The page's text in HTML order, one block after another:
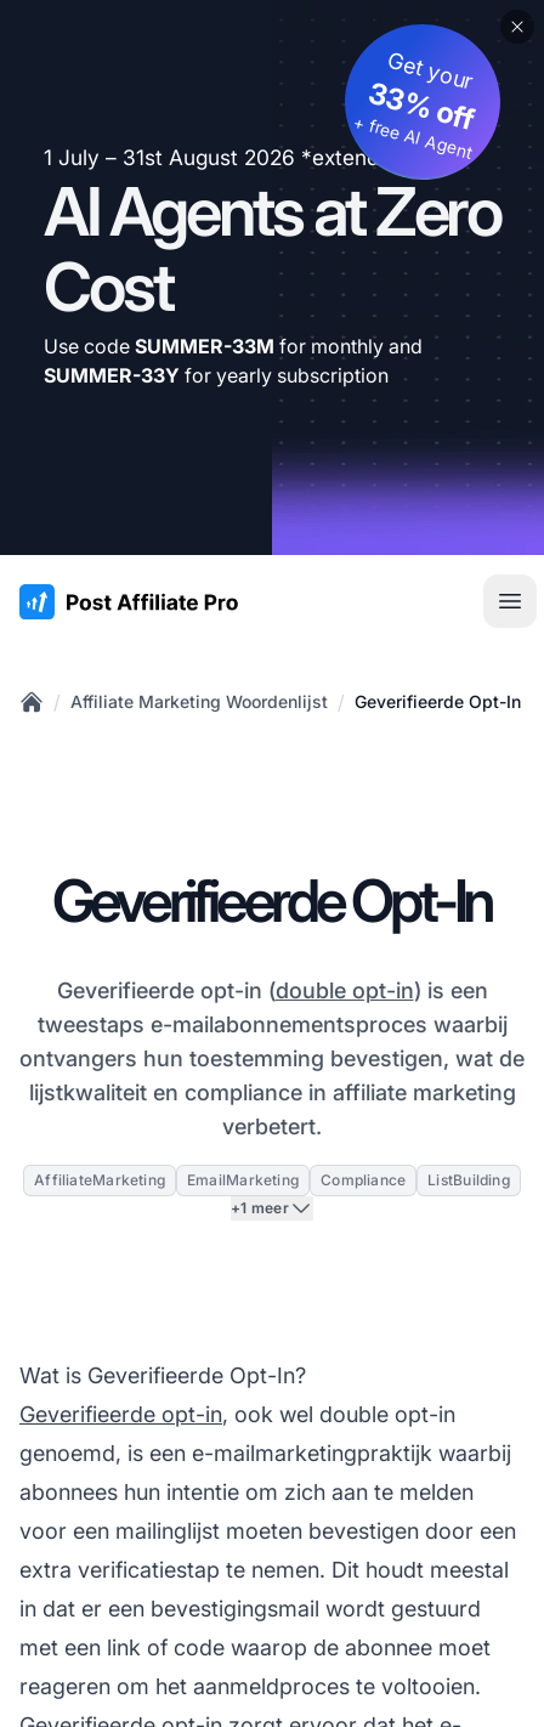
1 July – 31st August 2026 *extended
AI Agents at Zero
Cost
Get your
33% off
+ free AI Agent
Use code SUMMER-33M for monthly and
SUMMER-33Y for yearly subscription
:site.title
/ Affiliate Marketing Woordenlijst / Geverifieerde Opt-In
Geverifieerde Opt-In
Geverifieerde opt-in (double opt-in) is een
tweestaps e-mailabonnementsproces waarbij
ontvangers hun toestemming bevestigen, wat de
lijstkwaliteit en compliance in affiliate marketing
verbetert.
AffiliateMarketing EmailMarketing Compliance
ListBuilding
+1 meer
Wat is Geverifieerde Opt-In?
Geverifieerde opt-in, ook wel double opt-in
genoemd, is een e-mailmarketingpraktijk waarbij
abonnees hun intentie om zich aan te melden
voor een mailinglijst moeten bevestigen door een
extra verificatiestap te nemen. Dit houdt meestal
in dat er een bevestigingsmail wordt gestuurd
met een link of code waarop de abonnee moet
reageren om het aanmeldproces te voltooien.